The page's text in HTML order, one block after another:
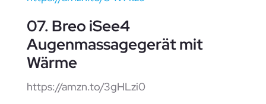
07. Breo iSee4
Augenmassagegerät mit
Wärme
https://amzn.to/3gHLzi0